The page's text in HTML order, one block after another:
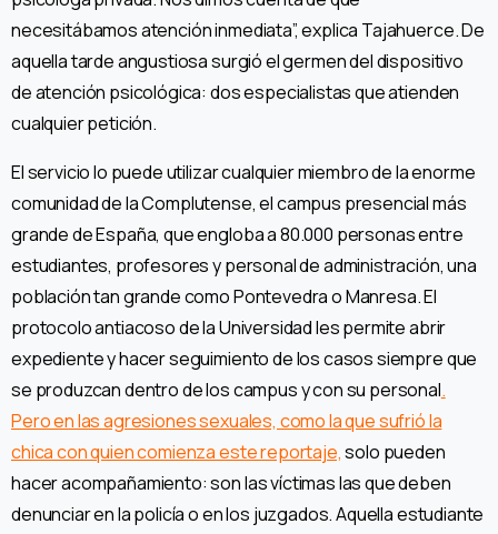
necesitábamos atención inmediata”, explica Tajahuerce. De
aquella tarde angustiosa surgió el germen del dispositivo
de atención psicológica: dos especialistas que atienden
cualquier petición.
El servicio lo puede utilizar cualquier miembro de la enorme
comunidad de la Complutense, el campus presencial más
grande de España, que engloba a 80.000 personas entre
estudiantes, profesores y personal de administración, una
población tan grande como Pontevedra o Manresa. El
protocolo antiacoso de la Universidad les permite abrir
expediente y hacer seguimiento de los casos siempre que
se produzcan dentro de los campus y con su personal.
Pero en las agresiones sexuales, como la que sufrió la
chica con quien comienza este reportaje,solo pueden
hacer acompañamiento: son las víctimas las que deben
denunciar en la policía o en los juzgados. Aquella estudiante